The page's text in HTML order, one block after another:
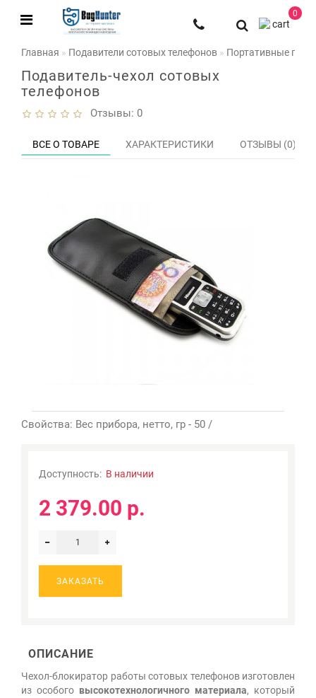
0
Главная Подавители сотовых телефонов Портативные
Подавитель-чехол сотовых
телефонов
Отзывы: 0
ВСЕ О ТОВАРЕ ХАРАКТЕРИСТИКИ ОТЗЫВЫ (0)
Свойства: Вес прибора, нетто, гр - 50 /
Доступность: В наличии
2 379.00 р.
ЗАКАЗАТЬ
ОПИСАНИЕ
Чехол-блокиратор работы сотовых телефонов изготовлен
из особого высокотехнологичного материала, который